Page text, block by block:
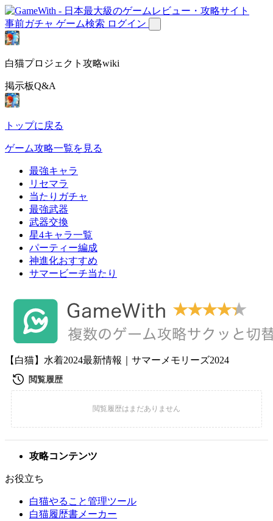
事前ガチャ ゲーム検索 ログイン
白猫プロジェクト攻略wiki
掲示板Q&A
トップに戻る
ゲーム攻略一覧を見る
最強キャラ
リセマラ
当たりガチャ
最強武器
武器交換
星4キャラ一覧
パーティー編成
神進化おすすめ
サマービーチ当たり
【白猫】水着2024最新情報｜サマーメモリーズ2024
攻略コンテンツ
お役立ち
白猫やること管理ツール
白猫履歴書メーカー